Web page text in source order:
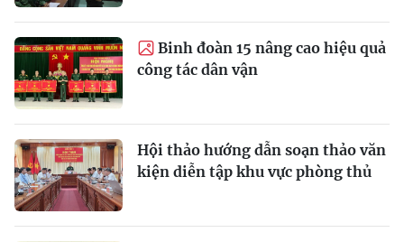
Binh đoàn 15 nâng cao hiệu quả
công tác dân vận
Hội thảo hướng dẫn soạn thảo văn
kiện diễn tập khu vực phòng thủ